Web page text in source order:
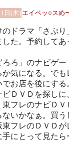
日(木) エイベッ○スめ
のドラマ「さぷ
した。予約して
ろろ」のナビゲ
か気になる。で
でお店を後にする
ビＤＶＤを探し
東フレのナビＤ
ないかなぁ。買
東フレのＤＶＤ
手にとって見た